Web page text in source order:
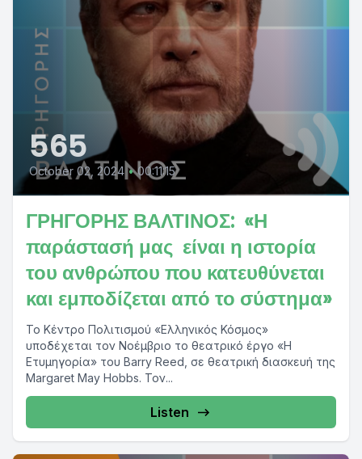
565
October 02, 2024 • 00:11:15
ΓΡΗΓΟΡΗΣ ΒΑΛΤΙΝΟΣ: «Η
παράστασή μας είναι η ιστορία
του ανθρώπου που κατευθύνεται
και εμποδίζεται από το σύστημα»
Το Κέντρο Πολιτισμού «Ελληνικός Κόσμος»
υποδέχεται τον Νοέμβριο το θεατρικό έργο «Η
Ετυμηγορία» του Barry Reed, σε θεατρική διασκευή της
Margaret May Hobbs. Τον...
Listen